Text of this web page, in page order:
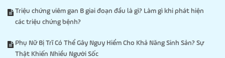
Triệu chứng viêm gan B giai đoạn đầu là gì? Làm gì khi phát hiện
các triệu chứng bệnh?
Phụ Nữ Bị Trĩ Có Thể Gây Nguy Hiểm Cho Khả Năng Sinh Sản? Sự
Thật Khiến Nhiều Người Sốc